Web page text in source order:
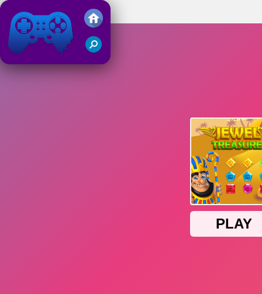
Juegos Friv 2019
Jewel Treasure